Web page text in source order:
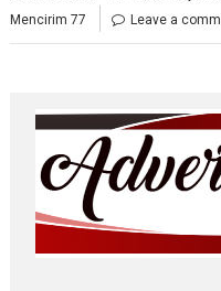
Mencirim 77
Leave a